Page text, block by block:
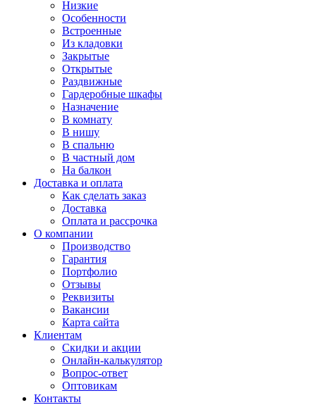
Низкие
Особенности
Встроенные
Из кладовки
Закрытые
Открытые
Раздвижные
Гардеробные шкафы
Назначение
В комнату
В нишу
В спальню
В частный дом
На балкон
Доставка и оплата
Как сделать заказ
Доставка
Оплата и рассрочка
О компании
Производство
Гарантия
Портфолио
Отзывы
Реквизиты
Вакансии
Карта сайта
Клиентам
Скидки и акции
Онлайн-калькулятор
Вопрос-ответ
Оптовикам
Контакты